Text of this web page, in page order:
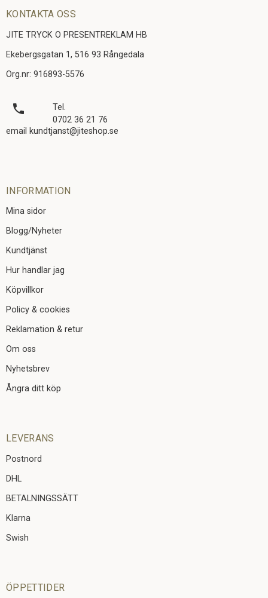
KONTAKTA OSS
JITE TRYCK O PRESENTREKLAM HB
Ekebergsgatan 1, 516 93 Rångedala
Org.nr: 916893-5576
local_phone
Tel.
0702 36 21 76
email kundtjanst@jiteshop.se
INFORMATION
Mina sidor
Blogg/Nyheter
Kundtjänst
Hur handlar jag
Köpvillkor
Policy & cookies
Reklamation & retur
Om oss
Nyhetsbrev
Ångra ditt köp
LEVERANS
Postnord
DHL
BETALNINGSSÄTT
Klarna
Swish
ÖPPETTIDER